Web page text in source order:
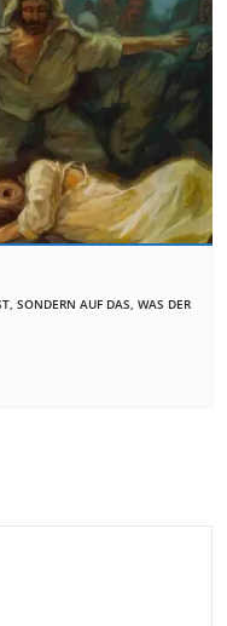
SONDERN AUF DAS, WAS DER